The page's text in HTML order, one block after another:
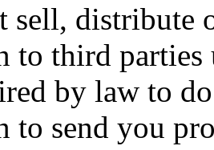
distribute
to third parties
by law to
to send you